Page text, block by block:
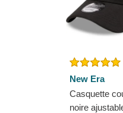
New Era
Casquette
noire